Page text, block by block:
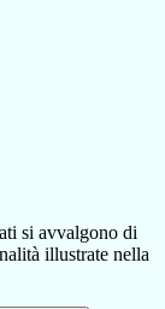
si avvalgono di
illustrate nella